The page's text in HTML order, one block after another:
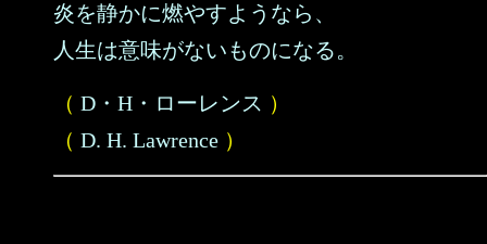
炎を静かに燃やすようなら、
人生は意味がないものになる。
（ D・H・ローレンス ）
（ D. H. Lawrence ）